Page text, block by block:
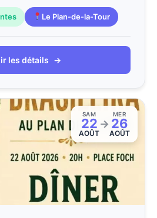
Le Plan-de-la-Tour
les détails →
SAM
22
AOÛT
→
MER
26
AOÛT